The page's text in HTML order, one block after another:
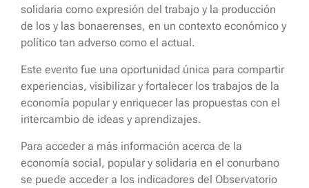
solidaria como expresión del trabajo y la producción
de los y las bonaerenses, en un contexto económico y
político tan adverso como el actual.
Este evento fue una oportunidad única para compartir
experiencias, visibilizar y fortalecer los trabajos de la
economía popular y enriquecer las propuestas con el
intercambio de ideas y aprendizajes.
Para acceder a más información acerca de la
economía social, popular y solidaria en el conurbano
se puede acceder a los indicadores del Observatorio